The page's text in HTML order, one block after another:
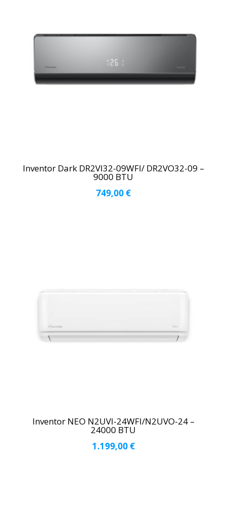
Inventor Dark DR2VI32-09WFI/ DR2VO32-09 –
9000 BTU
749,00 €
Inventor NEO Ν2UVI-24WFI/Ν2UVO-24 –
24000 BTU
1.199,00 €